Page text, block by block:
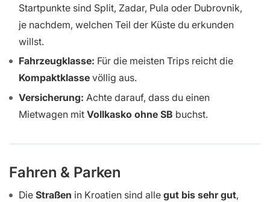
Startpunkte sind Split, Zadar, Pula oder Dubrovnik,
je nachdem, welchen Teil der Küste du erkunden
willst.
Fahrzeugklasse: Für die meisten Trips reicht die
Kompaktklasse völlig aus.
Versicherung: Achte darauf, dass du einen
Mietwagen mit Vollkasko ohne SB buchst.
Fahren & Parken
Die Straßen in Kroatien sind alle gut bis sehr gut,